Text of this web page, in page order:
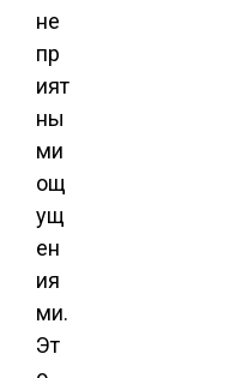
не
пр
ият
ны
ми
ощ
ущ
ен
ия
ми.
Эт